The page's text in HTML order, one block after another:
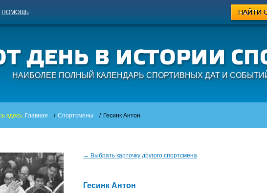
ПОМОЩЬ
НАИБОЛЕЕ ПОЛНЫЙ КАЛЕНДАРЬ СПОРТИВНЫХ ДАТ И
здесь: Главная / Спортсмены / Гесинк Антон
← Выбрать карточку другого спортсмена
Гесинк Антон